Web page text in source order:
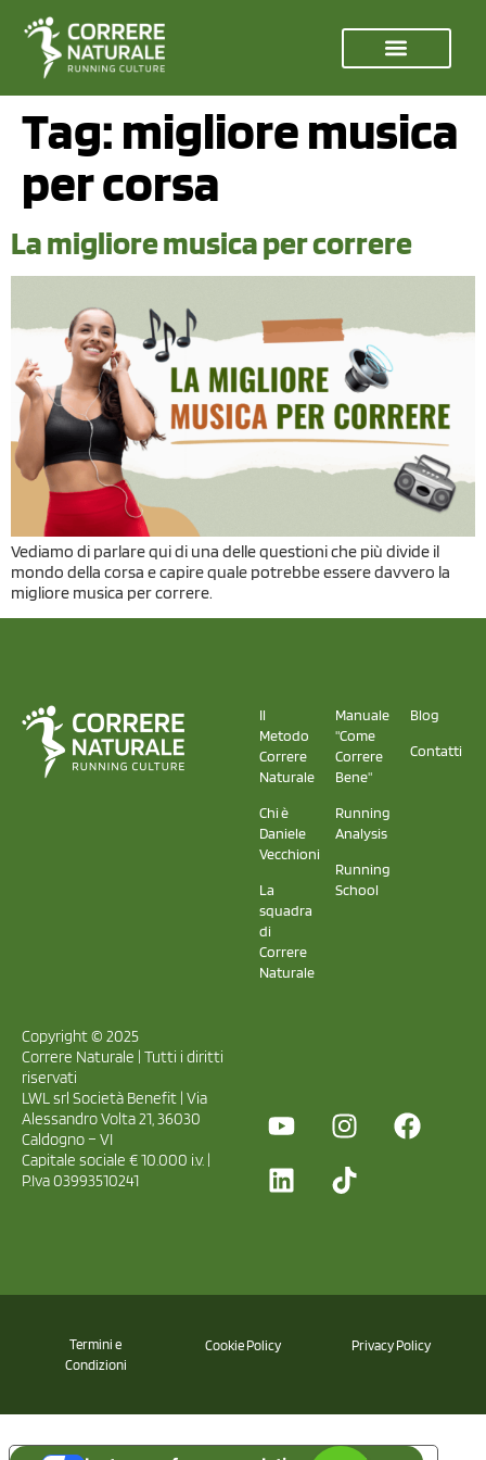
Tag:migliore musica
per corsa
La migliore musica per correre
Vediamo di parlare qui di una delle questioni che più divide il
mondo della corsa e capire quale potrebbe essere davvero la
migliore musica per correre.
Il
Metodo
Correre
Naturale
Chi è
Daniele
Vecchioni
La
squadra
di
Correre
Naturale
Manuale
"Come
Correre
Bene"
Running
Analysis
Running
School
Blog
Contatti
Copyright © 2025
Correre Naturale | Tutti i diritti
riservati
LWL srl Società Benefit | Via
Alessandro Volta 21, 36030
Caldogno – VI
Capitale sociale € 10.000 i.v. |
P.Iva 03993510241
Termini e
Condizioni
Cookie Policy Privacy Policy